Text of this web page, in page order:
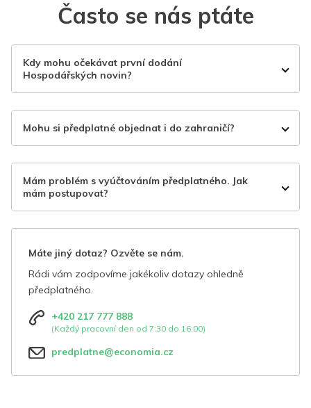
Často se nás ptáte
Kdy mohu očekávat první dodání
Hospodářských novin?
Mohu si předplatné objednat i do zahraničí?
Mám problém s vyúčtováním předplatného. Jak
mám postupovat?
Máte jiný dotaz? Ozvěte se nám.
Rádi vám zodpovíme jakékoliv dotazy ohledně
předplatného.
+420 217 777 888
(Každý pracovní den od 7:30 do 16:00)
predplatne@economia.cz